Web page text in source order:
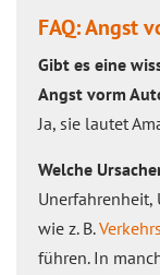
FAQ: Angst
Gibt es eine
Angst vorm
Ja, sie lautet
Welche
Unerfahrenheit,
wie z. B.
führen. In